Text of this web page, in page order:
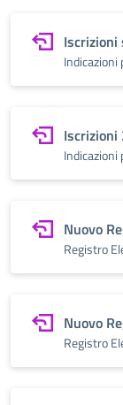
Nuovo
Registro
Nuovo
Registro